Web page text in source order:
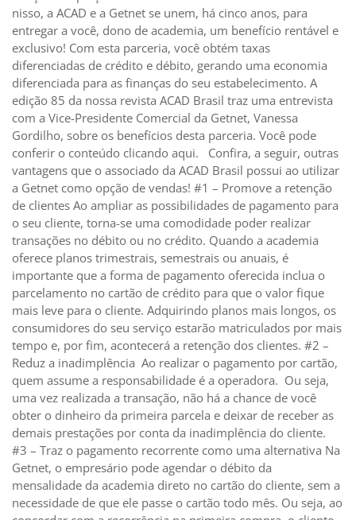
nisso, a ACAD e a Getnet se unem, há cinco anos, para
entregar a você, dono de academia, um benefício rentável e
exclusivo! Com esta parceria, você obtém taxas
diferenciadas de crédito e débito, gerando uma economia
diferenciada para as finanças do seu estabelecimento. A
edição 85 da nossa revista ACAD Brasil traz uma entrevista
com a Vice-Presidente Comercial da Getnet, Vanessa
Gordilho, sobre os benefícios desta parceria. Você pode
conferir o conteúdo clicando aqui. Confira, a seguir, outras
vantagens que o associado da ACAD Brasil possui ao utilizar
a Getnet como opção de vendas! #1 – Promove a retenção
de clientes Ao ampliar as possibilidades de pagamento para
o seu cliente, torna-se uma comodidade poder realizar
transações no débito ou no crédito. Quando a academia
oferece planos trimestrais, semestrais ou anuais, é
importante que a forma de pagamento oferecida inclua o
parcelamento no cartão de crédito para que o valor fique
mais leve para o cliente. Adquirindo planos mais longos, os
consumidores do seu serviço estarão matriculados por mais
tempo e, por fim, acontecerá a retenção dos clientes. #2 –
Reduz a inadimplência Ao realizar o pagamento por cartão,
quem assume a responsabilidade é a operadora. Ou seja,
uma vez realizada a transação, não há a chance de você
obter o dinheiro da primeira parcela e deixar de receber as
demais prestações por conta da inadimplência do cliente.
#3 – Traz o pagamento recorrente como uma alternativa Na
Getnet, o empresário pode agendar o débito da
mensalidade da academia direto no cartão do cliente, sem a
necessidade de que ele passe o cartão todo mês. Ou seja, ao